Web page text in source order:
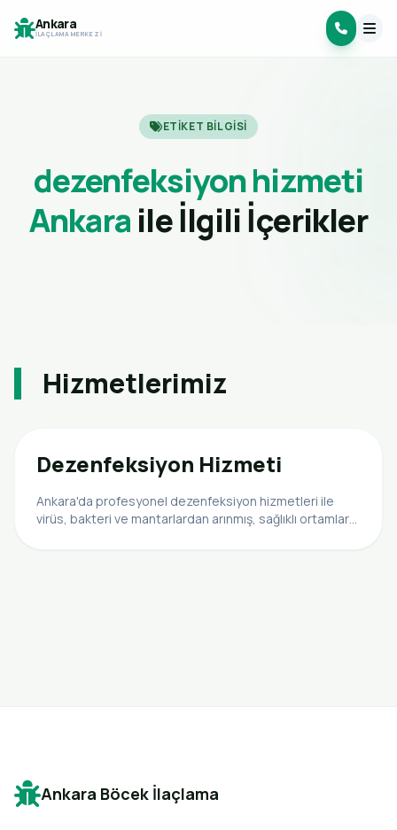
Ankara
İLAÇLAMA MERKEZI
ETIKET BILGISI
dezenfeksiyon hizmeti
Ankara ile İlgili İçerikler
Hizmetlerimiz
Dezenfeksiyon Hizmeti
Ankara'da profesyonel dezenfeksiyon hizmetleri ile
virüs, bakteri ve mantarlardan arınmış, sağlıklı ortamlar
Ankara Böcek İlaçlama